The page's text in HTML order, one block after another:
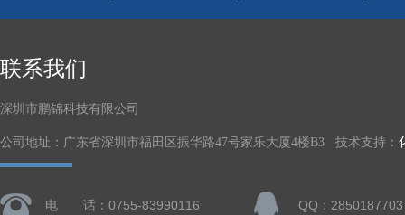
联系我们
深圳市鹏锦科技有限公司
公司地址：广东省深圳市福田区振华路47号家乐大厦4楼B3 技术支持：
电 话：0755-83990116 QQ：2850187703